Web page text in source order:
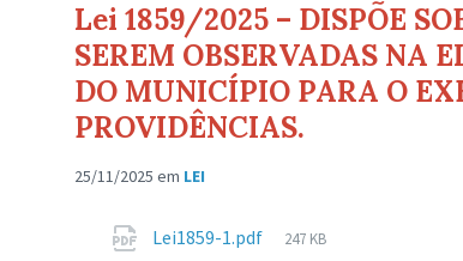
Lei 1859/2025 – DISPÕE
SEREM OBSERVADAS NA
DO MUNICÍPIO PARA O
PROVIDÊNCIAS.
25/11/2025 em LEI
AnexosLei1859-1.pdf
Tamanho
247 KB